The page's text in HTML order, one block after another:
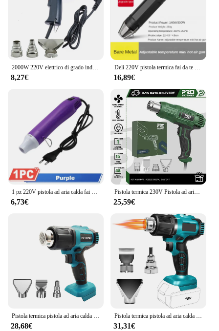
8,27€ 16,89€
6,73€
Pistola termica 230V Pistola ad aria calda elettrica di livello industriale da 2000 W con temperatura regolabile a 2 velocità e 4 accessori per ugelli
25,59€
Pistola termica pistola ad aria calda senza fili pistola termica elettrica portatile industriale temperature regolabile Fit batteria Makita 18V (senza batteria)
28,68€
Pistola termica pistola ad aria calda senza fili 3 ugello a spruzzo pistola termica elettrica portatile industriale temperature regolabili per batteria Makita 18V
31,31€